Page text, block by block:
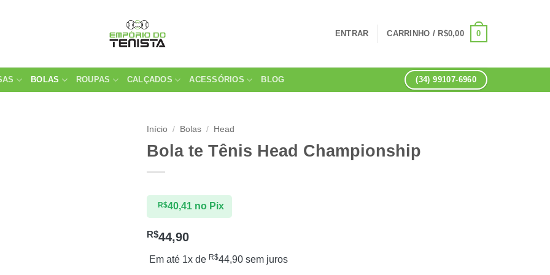
ENTRAR CARRINHO / R$0,00 0
BOLAS ROUPAS CALÇADOS ACESSÓRIOS BLOG (34) 99107-6960
Início / Bolas / Head
Bola te Tênis Head Championship
R$44,90
Em até 1x de R$44,90 sem juros
R$40,41 no Pix